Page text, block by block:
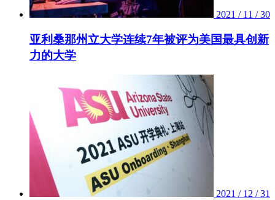
2021 / 11 / 30
亚利桑那州立大学连续7年被评为美国最具创新
力的大学
2021 / 12 / 31